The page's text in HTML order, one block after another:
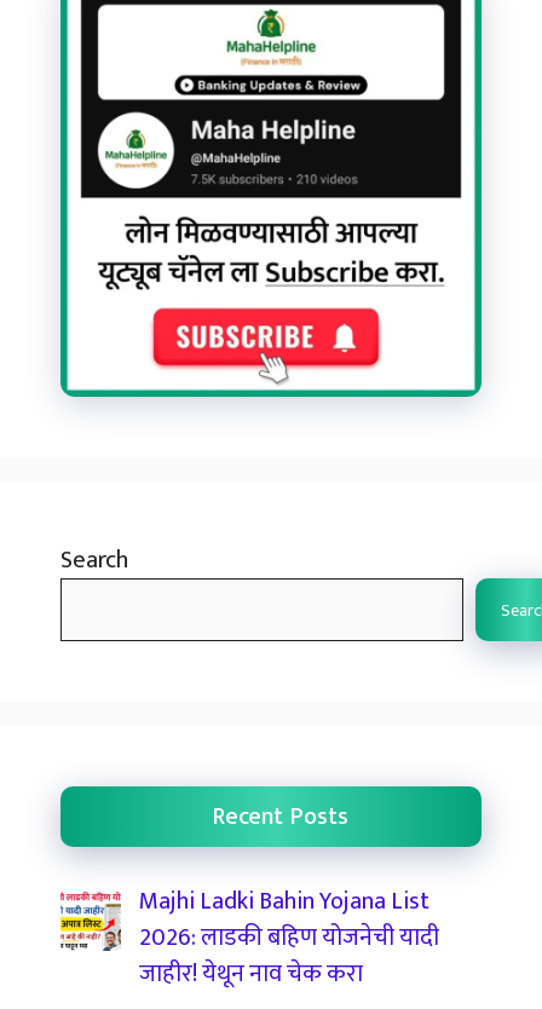
Search
Recent Posts
Majhi Ladki Bahin Yojana List
2026: लाडकी बहिण योजनेची यादी
जाहीर! येथून नाव चेक करा